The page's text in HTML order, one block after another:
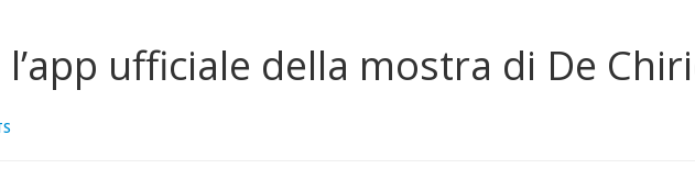
ufficiale della mostra di De